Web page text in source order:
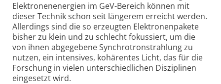
Elektronen­energien im GeV-Bereich können mit
dieser Technik schon seit längerem erreicht werden.
Allerdings sind die so erzeugten Elektronenpakete
bisher zu klein und zu schlecht fokussiert, um die
von ihnen abgegebene Synchrotron­strahlung zu
nutzen, ein intensives, kohärentes Licht, das für die
Forschung in vielen unterschiedlichen Disziplinen
eingesetzt wird.